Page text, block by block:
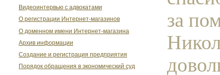
Видеоинтервью с адвокатами
О регистрации Интернет-магазинов
О доменном имени Интернет-магазина
Архив информации
Создание и регистрация предприятия
Порядок обращения в экономический суд
за